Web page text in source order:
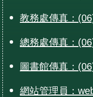
教務處傳真：
總務處傳真：
圖書館傳真：
網站管理員：